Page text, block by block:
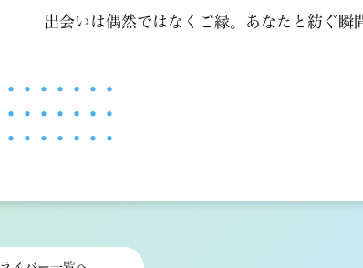
出会いは偶然ではなくご縁。あなたと紡ぐ瞬